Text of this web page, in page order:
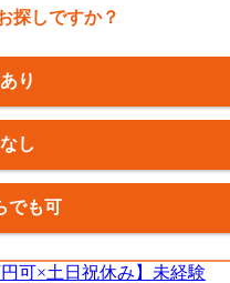
探しですか？
り
し
でも可